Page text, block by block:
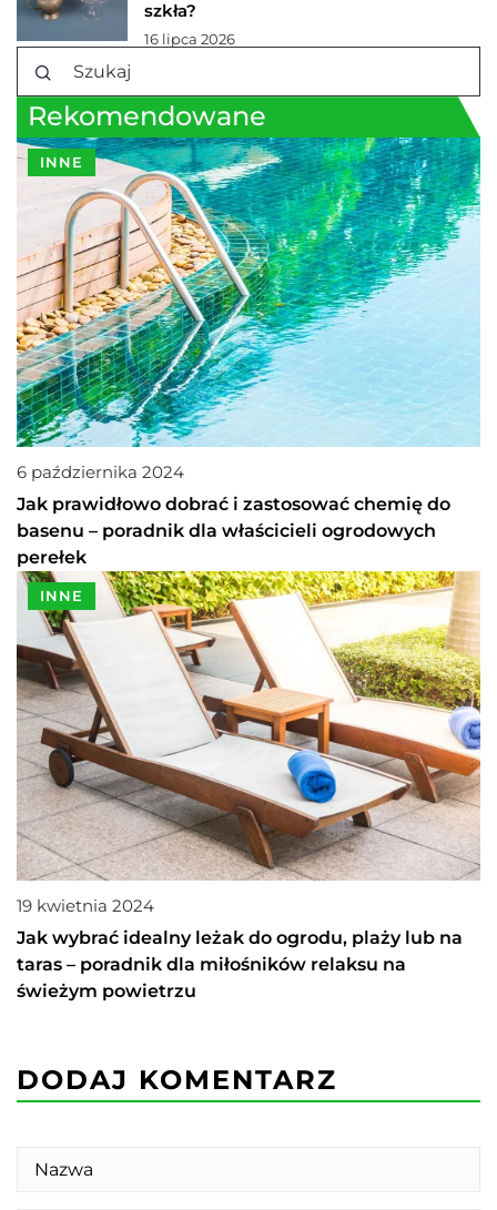
szkła?
16 lipca 2026
Rekomendowane
INNE
6 października 2024
Jak prawidłowo dobrać i zastosować chemię do
basenu – poradnik dla właścicieli ogrodowych
perełek
INNE
19 kwietnia 2024
Jak wybrać idealny leżak do ogrodu, plaży lub na
taras – poradnik dla miłośników relaksu na
świeżym powietrzu
DODAJ KOMENTARZ